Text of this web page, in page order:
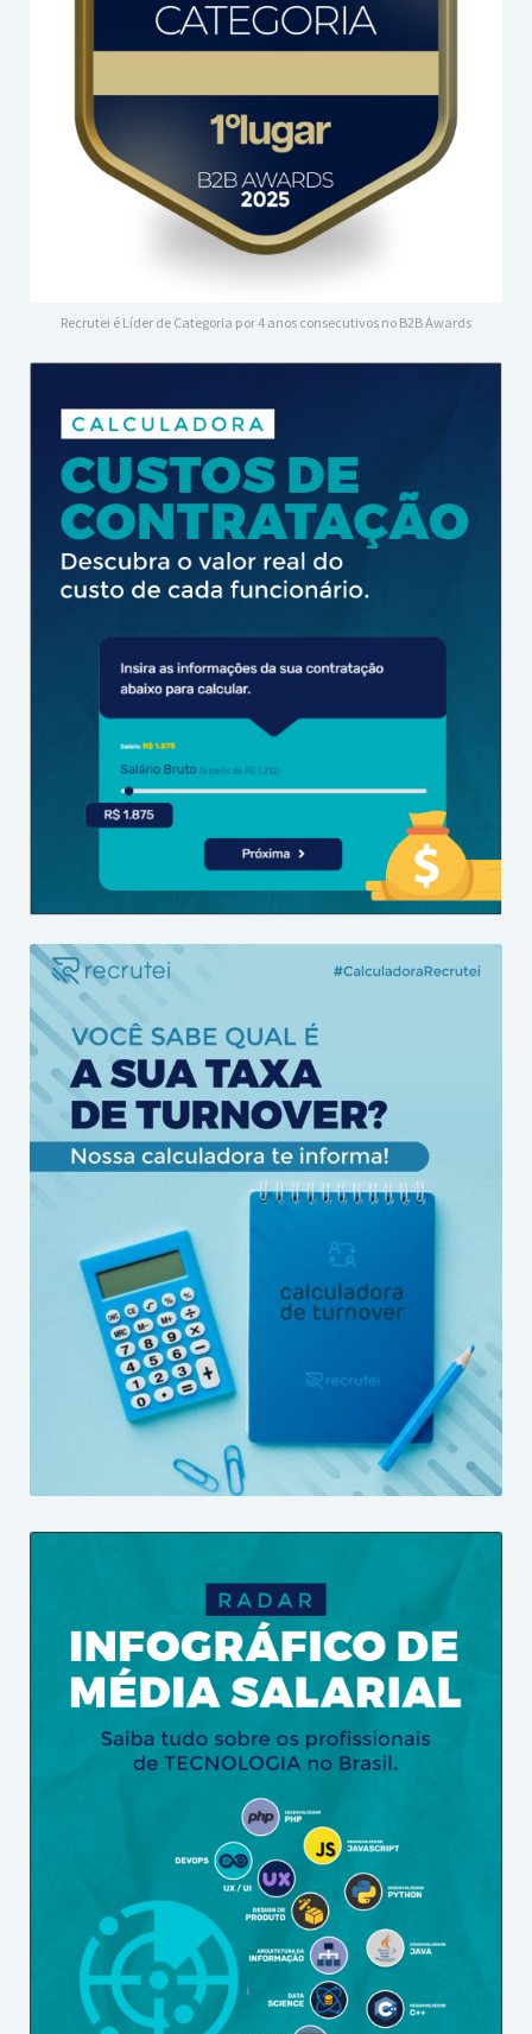
Recrutei é Líder de Categoria por 4 anos consecutivos no B2B Awards